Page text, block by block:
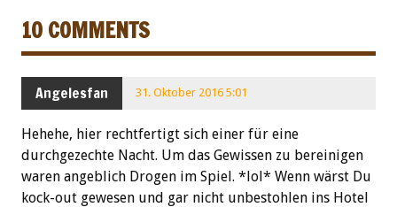
10 COMMENTS
Angelesfan 31. Oktober 2016 5:01
Hehehe, hier rechtfertigt sich einer für eine
durchgezechte Nacht. Um das Gewissen zu bereinigen
waren angeblich Drogen im Spiel. *lol* Wenn wärst Du
kock-out gewesen und gar nicht unbestohlen ins Hotel